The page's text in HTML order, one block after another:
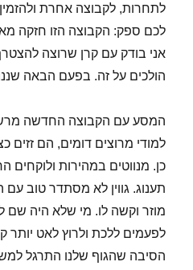
לתחרות, לקבוצה אחרת
לכם ספק: הקבוצה הזו חזקה
אני בודק עם קרן שרוצה
הולכים על זה. בפעם הבאה
המסע עם הקבוצה החדשה
למודי מרוצים דומים, הם זזים
כן. מנווטים במהירות ולוקחים
תענוג. גווין לא מסתדר טוב עם
מוזר וקשה לו. מי שלא היה שם
לפעמים ללכת ולרוץ לאט
הסיבה שהגוף שלנו התרגל